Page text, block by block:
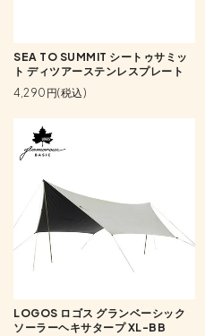
SEA TO SUMMIT シートゥサミッ
ト ディツアーステンレスプレート
4,290円(税込)
LOGOS ロゴス グランベーシック
ソーラーヘキサタープ XL-BB